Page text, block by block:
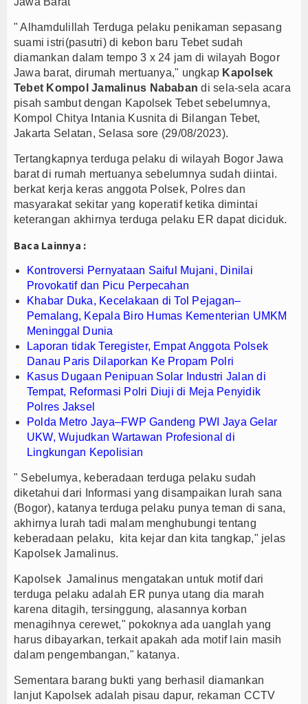
Interupsi PDIP Warnai Paripurna APBD
Bupati Majalengka Beberkan Hasil Paripurna
" Alhamdulillah Terduga pelaku penikaman sepasang
suami istri(pasutri) di kebon baru Tebet sudah
diamankan dalam tempo 3 x 24 jam di wilayah Bogor
Jawa barat, dirumah mertuanya," ungkap Kapolsek
Tebet Kompol Jamalinus Nababan di sela-sela acara
pisah sambut dengan Kapolsek Tebet sebelumnya,
Kompol Chitya Intania Kusnita di Bilangan Tebet,
Jakarta Selatan, Selasa sore (29/08/2023).
Tertangkapnya terduga pelaku di wilayah Bogor Jawa
barat di rumah mertuanya sebelumnya sudah diintai.
berkat kerja keras anggota Polsek, Polres dan
masyarakat sekitar yang koperatif ketika dimintai
keterangan akhirnya terduga pelaku ER dapat diciduk.
Baca Lainnya :
Kontroversi Pernyataan Saiful Mujani, Dinilai
Provokatif dan Picu Perpecahan
Khabar Duka, Kecelakaan di Tol Pejagan–
Pemalang, Kepala Biro Humas Kementerian UMKM
Meninggal Dunia
Laporan tidak Teregister, Empat Anggota Polsek
Danau Paris Dilaporkan Ke Propam Polri
Kasus Dugaan Penipuan Solar Industri Jalan di
Tempat, Reformasi Polri Diuji di Meja Penyidik
Polres Jaksel
Polda Metro Jaya–FWP Gandeng PWI Jaya Gelar
UKW, Wujudkan Wartawan Profesional di
Lingkungan Kepolisian
" Sebelumya, keberadaan terduga pelaku sudah
diketahui dari Informasi yang disampaikan lurah sana
(Bogor), katanya terduga pelaku punya teman di sana,
akhirnya lurah tadi malam menghubungi tentang
keberadaan pelaku, kita kejar dan kita tangkap," jelas
Kapolsek Jamalinus.
Kapolsek Jamalinus mengatakan untuk motif dari
terduga pelaku adalah ER punya utang dia marah
karena ditagih, tersinggung, alasannya korban
menagihnya cerewet," pokoknya ada uanglah yang
harus dibayarkan, terkait apakah ada motif lain masih
dalam pengembangan," katanya.
Sementara barang bukti yang berhasil diamankan
lanjut Kapolsek adalah pisau dapur, rekaman CCTV